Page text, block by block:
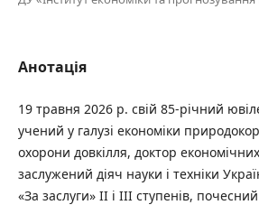
Анотація
19 травня 2026 р. свій 85-річний
учений у галузі економіки
охорони довкілля, доктор
заслужений діяч науки і техніки
«За заслуги» ІІ і ІІІ ступенів,